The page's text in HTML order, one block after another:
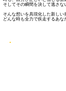
そしてその瞬間を決して逃さな
そんな想いを具現化した新しい
どんな時も全力で疾走するあな